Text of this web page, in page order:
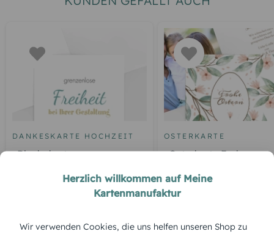
DANKESKARTE HOCHZEIT
Blankokarte
OSTERKARTE
Osterkarte Frohe
ÜBERBLICK:
Herzlich willkommen auf Meine
Kartenmanufaktur
Wir verwenden Cookies, die uns helfen unseren Shop zu